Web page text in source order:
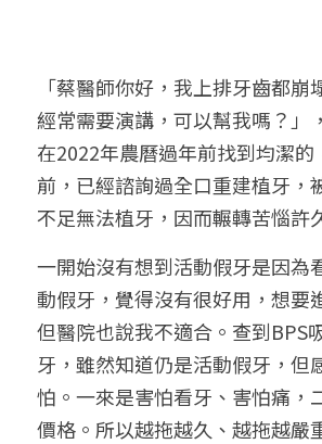
「蔡醫師你好，我上排牙齒都崩
經常需要演講，可以幫我嗎？」
在2022年農曆過年前找到均潔的
前，已經諮詢過全口重建植牙，
不足無法植牙，因而輾轉苦惱許
一開始沒有想到活動假牙是因為
動假牙，覺得沒有很好用，想要
但醫院也說我不適合。查到BPS
牙，雖然知道仍是活動假牙，但
怕。一來是害怕看牙、害怕痛，
價格。所以越拖越久、越拖越嚴